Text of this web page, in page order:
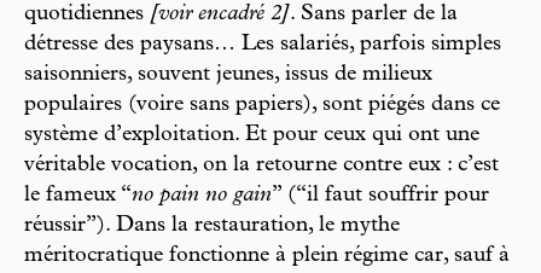
quotidiennes [voir encadré 2]. Sans parler de la
détresse des paysans… Les salariés, parfois simples
saisonniers, souvent jeunes, issus de milieux
populaires (voire sans papiers), sont piégés dans ce
système d’exploitation. Et pour ceux qui ont une
véritable vocation, on la retourne contre eux : c’est
le fameux “no pain no gain” (“il faut souffrir pour
réussir”). Dans la restauration, le mythe
méritocratique fonctionne à plein régime car, sauf à